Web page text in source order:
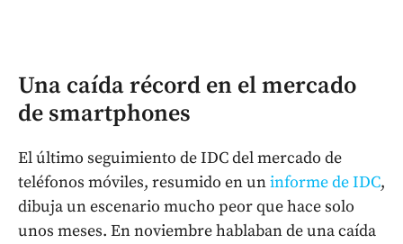
Una caída récord en el mercado
de smartphones
El último seguimiento de IDC del mercado de
teléfonos móviles, resumido en uninforme de IDC,
dibuja un escenario mucho peor que hace solo
unos meses. En noviembre hablaban de una caída